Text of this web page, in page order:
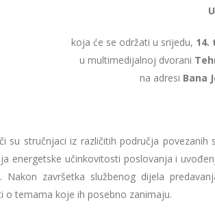
koja će se održati u srijedu, 14.
u multimedijalnoj dvorani
na adresi Bana
su stručnjaci iz različitih područja
energetske učinkovitosti poslovanja i
Nakon završetka službenog dijela
o temama koje ih posebno zanimaju.